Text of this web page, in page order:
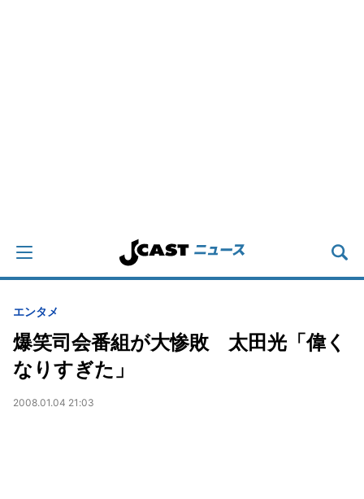
エンタメ
爆笑司会番組が大惨敗 太田光「偉く
なりすぎた」
2008.01.04 21:03